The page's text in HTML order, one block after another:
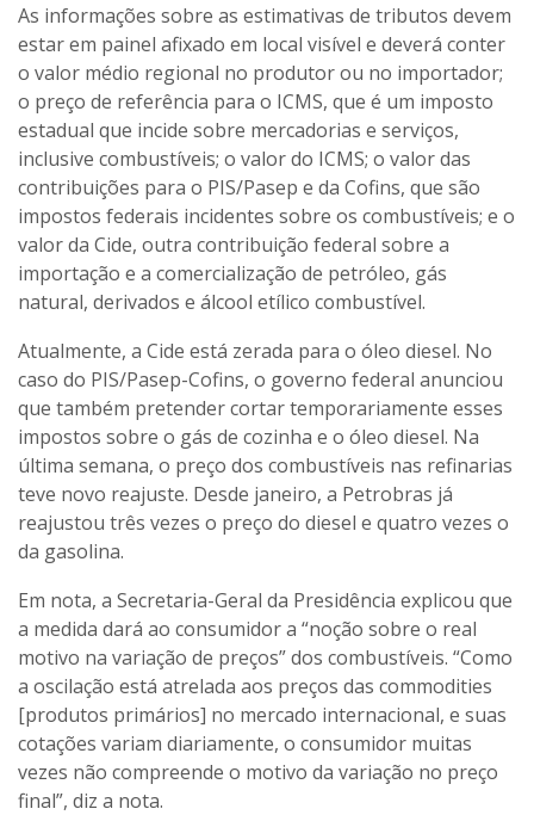
As informações sobre as estimativas de tributos devem
estar em painel afixado em local visível e deverá conter
o valor médio regional no produtor ou no importador;
o preço de referência para o ICMS, que é um imposto
estadual que incide sobre mercadorias e serviços,
inclusive combustíveis; o valor do ICMS; o valor das
contribuições para o PIS/Pasep e da Cofins, que são
impostos federais incidentes sobre os combustíveis; e o
valor da Cide, outra contribuição federal sobre a
importação e a comercialização de petróleo, gás
natural, derivados e álcool etílico combustível.
Atualmente, a Cide está zerada para o óleo diesel. No
caso do PIS/Pasep-Cofins, o governo federal anunciou
que também pretender cortar temporariamente esses
impostos sobre o gás de cozinha e o óleo diesel. Na
última semana, o preço dos combustíveis nas refinarias
teve novo reajuste. Desde janeiro, a Petrobras já
reajustou três vezes o preço do diesel e quatro vezes o
da gasolina.
Em nota, a Secretaria-Geral da Presidência explicou que
a medida dará ao consumidor a “noção sobre o real
motivo na variação de preços” dos combustíveis. “Como
a oscilação está atrelada aos preços das commodities
[produtos primários] no mercado internacional, e suas
cotações variam diariamente, o consumidor muitas
vezes não compreende o motivo da variação no preço
final”, diz a nota.